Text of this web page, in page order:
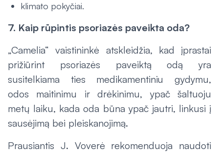
klimato pokyčiai.
7. Kaip rūpintis psoriazės paveikta oda?
„Camelia“ vaistininkė atskleidžia, kad įprastai
prižiūrint psoriazės paveiktą odą yra
susitelkiama ties medikamentiniu gydymu,
odos maitinimu ir drėkinimu, ypač šaltuoju
metų laiku, kada oda būna ypač jautri, linkusi į
sausėjimą bei pleiskanojimą.
Prausiantis J. Voverė rekomenduoja naudoti